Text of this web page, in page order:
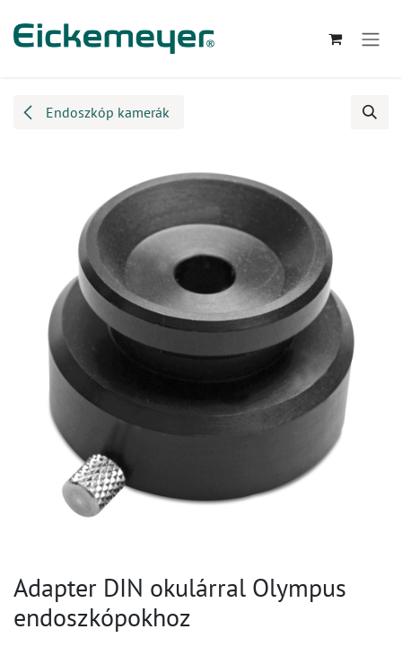
Endoszkóp kamerák
Adapter DIN okulárral Olympus
endoszkópokhoz